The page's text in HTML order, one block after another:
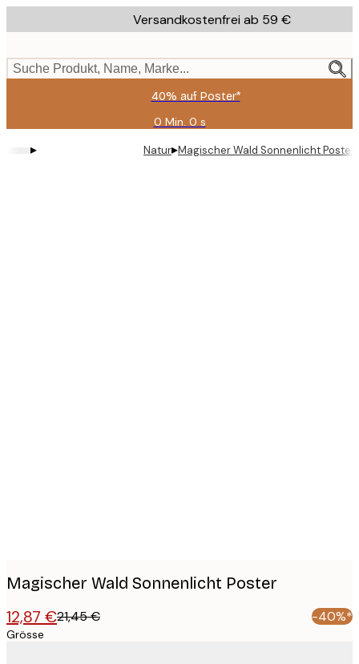
to
content.
Versandkostenfrei ab 59 €
Suche Produkt, Name, Marke...
40% auf Poster*
0 Min. 0 s
Gültig
bis:
2026-
▸ Natur▸Magischer Wald Sonnenlicht Poster
Magischer Wald Sonnenlicht Poster
12,87 €21,45 € -40%*
Grösse